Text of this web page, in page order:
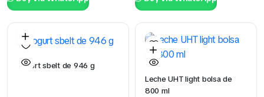
Yogurt sbelt de 946 g
Leche UHT light bolsa de
800 ml